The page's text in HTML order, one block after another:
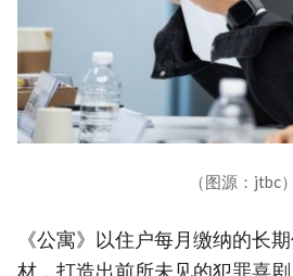
（图源：jtbc）
《公寓》以住户每月缴纳的长
材，打造出前所未见的犯罪喜